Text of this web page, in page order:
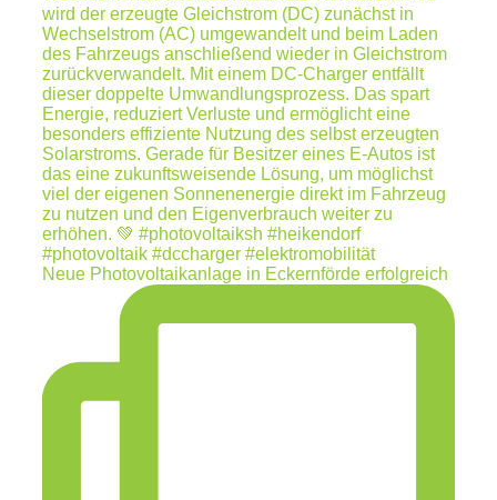
Neue Photovoltaikanlage in Eckernförde erfolgreich